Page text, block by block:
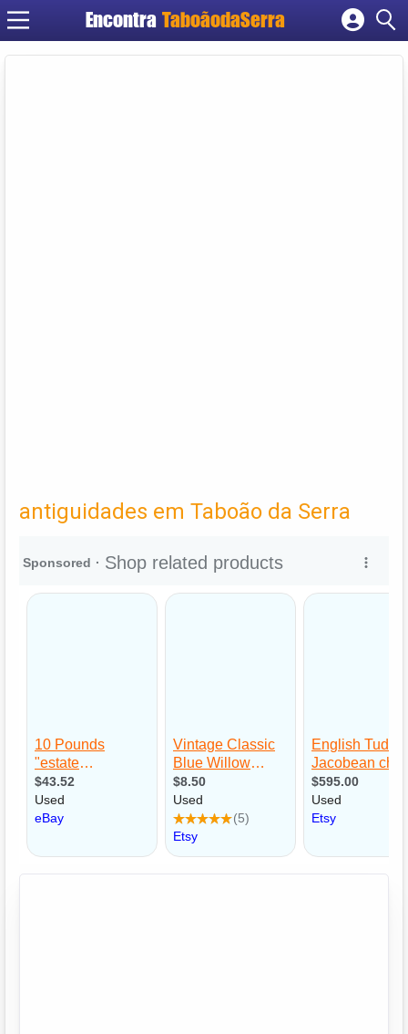
Encontra TaboãodaSerra
Cadastrar empresa
antiguidades em Taboão da Serra